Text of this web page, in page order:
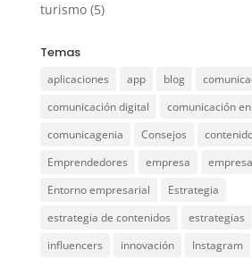
turismo(5)
Temas
aplicaciones app blog
comunicación digital
comunicación
comunicagenia
Consejos
Emprendedores
empresa
Entorno empresarial
Estrategia
estrategia de contenidos
estrategias
influencers
innovación Instagram